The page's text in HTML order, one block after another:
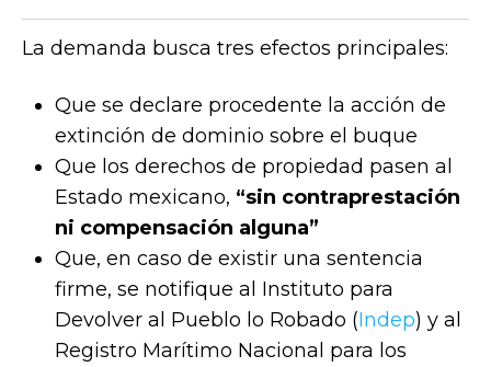
La demanda busca tres efectos principales:
Que se declare procedente la acción de
extinción de dominio sobre el buque
Que los derechos de propiedad pasen al
Estado mexicano, “sin contraprestación
ni compensación alguna”
Que, en caso de existir una sentencia
firme, se notifique al Instituto para
Devolver al Pueblo lo Robado (Indep) y al
Registro Marítimo Nacional para los